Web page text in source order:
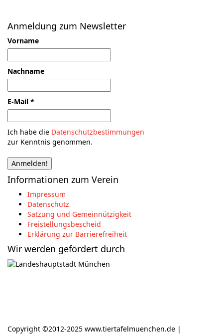
Anmeldung zum Newsletter
Vorname
Nachname
E-Mail *
Ich habe die Datenschutzbestimmungen
zur Kenntnis genommen.
Informationen zum Verein
Impressum
Datenschutz
Satzung und Gemeinnützigkeit
Freistellungsbescheid
Erklärung zur Barrierefreiheit
Wir werden gefördert durch
Copyright ©2012-2025 www.tiertafelmuenchen.de |